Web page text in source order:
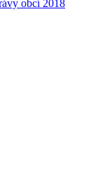
obcí 2018